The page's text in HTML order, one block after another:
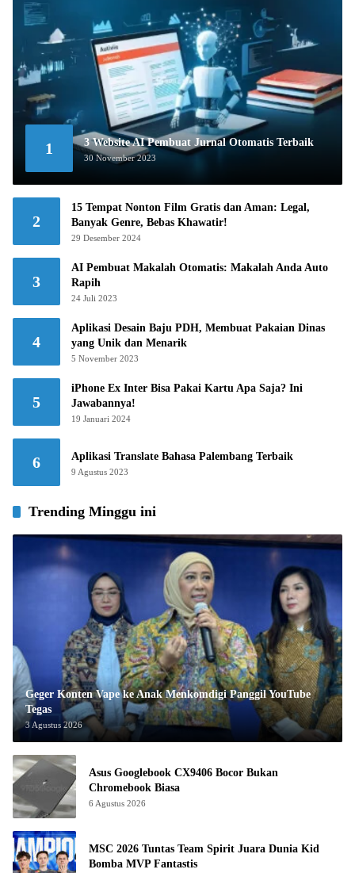
1 3 Website AI Pembuat Jurnal Otomatis Terbaik
30 November 2023
2
15 Tempat Nonton Film Gratis dan Aman: Legal,
Banyak Genre, Bebas Khawatir!
29 Desember 2024
3
AI Pembuat Makalah Otomatis: Makalah Anda Auto
Rapih
24 Juli 2023
4
Aplikasi Desain Baju PDH, Membuat Pakaian Dinas
yang Unik dan Menarik
5 November 2023
5
iPhone Ex Inter Bisa Pakai Kartu Apa Saja? Ini
Jawabannya!
19 Januari 2024
6 Aplikasi Translate Bahasa Palembang Terbaik
9 Agustus 2023
Trending Minggu ini
Geger Konten Vape ke Anak Menkomdigi Panggil YouTube
Tegas
3 Agustus 2026
Asus Googlebook CX9406 Bocor Bukan
Chromebook Biasa
6 Agustus 2026
MSC 2026 Tuntas Team Spirit Juara Dunia Kid
Bomba MVP Fantastis